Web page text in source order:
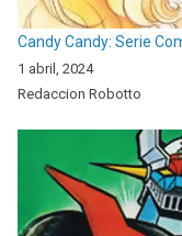
Candy Candy: Serie
1 abril, 2024
Redaccion Robotto